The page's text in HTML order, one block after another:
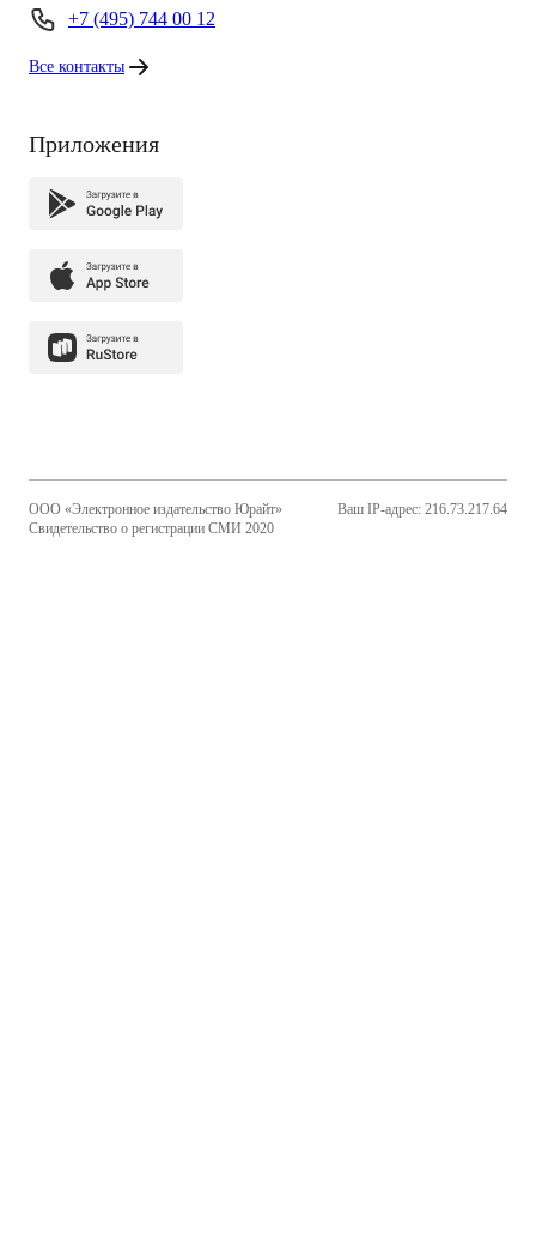
+7 (495) 744 00 12
Все контакты
Приложения
ООО «Электронное издательство Юрайт»
Свидетельство о регистрации СМИ 2020
Ваш IP-адрес: 216.73.217.64